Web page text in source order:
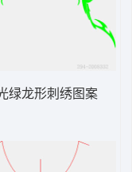
绿龙形刺绣图案